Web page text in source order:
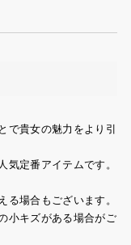
で貴女の魅力をより引
定番アイテムです。
場合もございます。
小キズがある場合がご